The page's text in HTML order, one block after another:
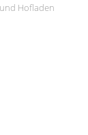
Hofladen